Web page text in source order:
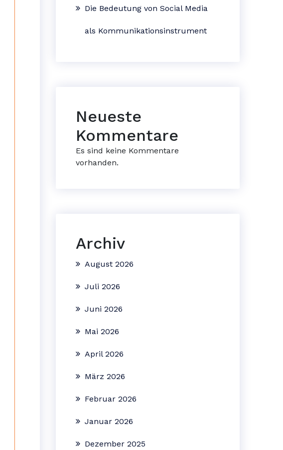
Die Bedeutung von Social Media
als Kommunikationsinstrument
Neueste
Kommentare
Es sind keine Kommentare
vorhanden.
Archiv
August 2026
Juli 2026
Juni 2026
Mai 2026
April 2026
März 2026
Februar 2026
Januar 2026
Dezember 2025